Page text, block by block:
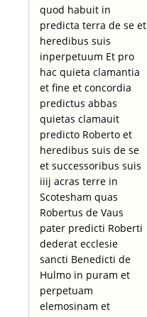
quod habuit in
predicta terra de se et
heredibus suis
inperpetuum Et pro
hac quieta clamantia
et fine et concordia
predictus abbas
quietas clamauit
predicto Roberto et
heredibus suis de se
et successoribus suis
iiij acras terre in
Scotesham quas
Robertus de Vaus
pater predicti Roberti
dederat ecclesie
sancti Benedicti de
Hulmo in puram et
perpetuam
elemosinam et